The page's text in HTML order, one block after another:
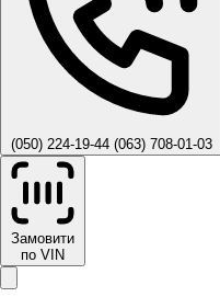
(050) 224-19-44 (063) 708-01-03
Замовити
по VIN